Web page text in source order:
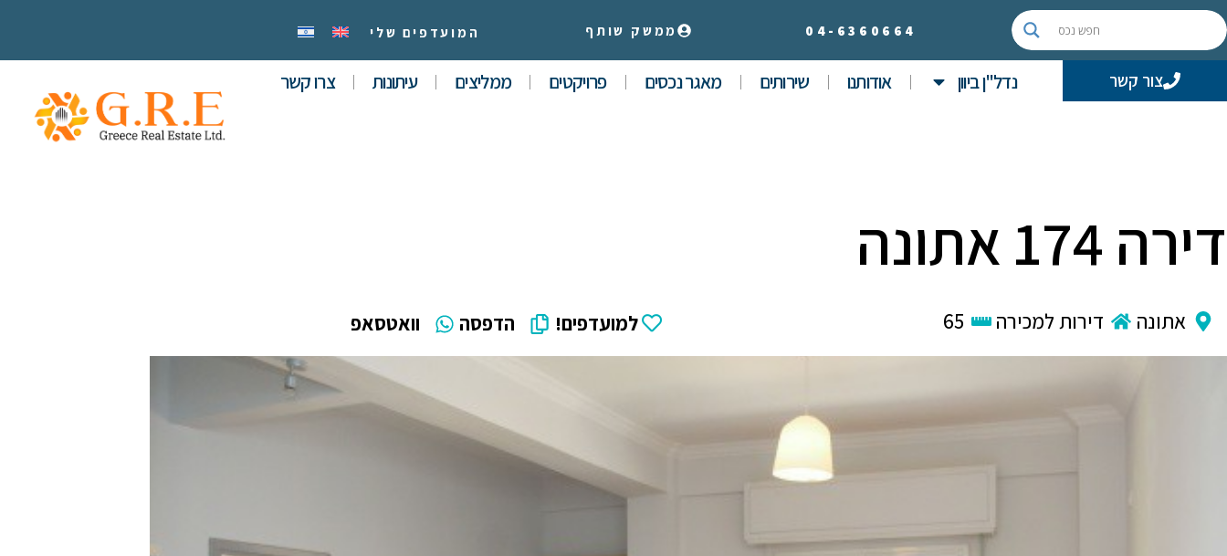
04- 6360664 ממשק שותף המועדפים שלי
צור קשר נדל"ן ביוון אודותנו שירותים מאגר נכסים פרויקטים ממליצים עיתונות צרו קשר
דירה 174 אתונה
אתונה דירות למכירה 65 למועדפים! הדפסה וואטסאפ